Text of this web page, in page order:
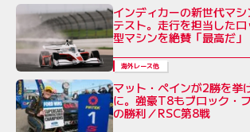
インディカーの新世代マ
テスト。走行を担当した
型マシンを絶賛「最高だ」
海外レース他
マット・ペインが2勝を挙
に。強豪T8もブロック・
の勝利／RSC第8戦